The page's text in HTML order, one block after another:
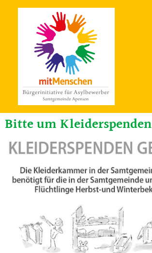
Bitte um Kleiderspenden